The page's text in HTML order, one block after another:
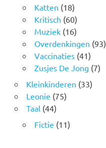
Katten (18)
Kritisch (60)
Muziek(16)
Overdenkingen (93)
Vaccinaties(41)
Zusjes De Jong (7)
Kleinkinderen (33)
Leonie (75)
Taal (44)
Fictie (11)